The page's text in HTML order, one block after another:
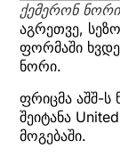
ქემერონ
აგრეთვე,
ფორმაში
ნორი.
ფრიცმა აშშ-
შეიტანა
მოგებაში.